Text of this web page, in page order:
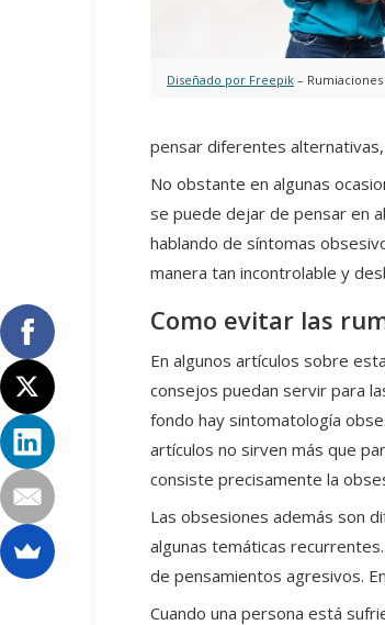
Diseñado por Freepik – Rumiaciones
pensar diferentes
No obstante en algunas
se puede dejar de pensar en
hablando de síntomas
manera tan incontrolable y
Como evitar las
En algunos artículos sobre
consejos puedan servir para
fondo hay sintomatología
artículos no sirven más que
consiste precisamente la
Las obsesiones además son
algunas temáticas
de pensamientos agresivos.
Cuando una persona está